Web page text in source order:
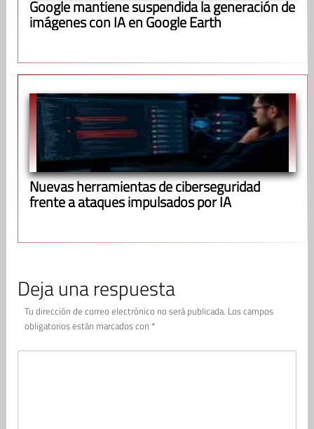
Google mantiene suspendida la generación de
imágenes con IA en Google Earth
Nuevas herramientas de ciberseguridad
frente a ataques impulsados por IA
Deja una respuesta
Tu dirección de correo electrónico no será publicada. Los campos
obligatorios están marcados con *